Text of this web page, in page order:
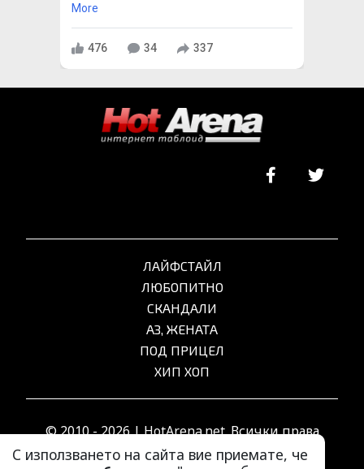
More
476 34 337
С използването на сайта вие приемате, че
ЛАЙФСТАЙЛ
ЛЮБОПИТНО
СКАНДАЛИ
АЗ, ЖЕНАТА
ПОД ПРИЦЕЛ
ХИП ХОП
© 2010 - 2026 | HotArena.net. Всички права
запазени.